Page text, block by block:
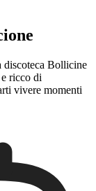
discoteca Bollicine
ricco di
vivere momenti